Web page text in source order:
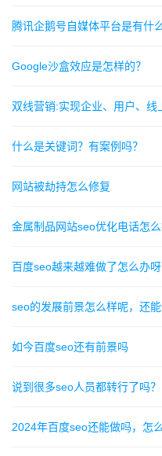
腾讯企鹅号自媒体平台是有什
Google沙盒效应是怎样的？
双线营销:实现企业、用户、线
什么是关键词？有案例吗？
网站被劫持怎么修复
金属制品网站seo优化电话怎么
百度seo越来越难做了怎么办呀
seo的发展前景怎么样呢，还能
如今百度seo还有前景吗
说到很多seo人员都转行了吗？
2024年百度seo还能做吗，怎么